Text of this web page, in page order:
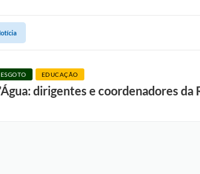
EDUCAÇÃO
dirigentes e coordenadores